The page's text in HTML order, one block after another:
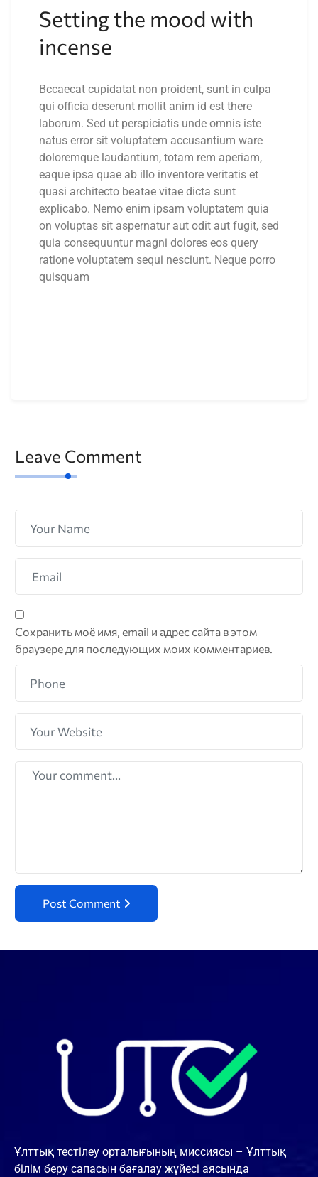
Setting the mood with
incense
Bccaecat cupidatat non proident, sunt in culpa
qui officia deserunt mollit anim id est there
laborum. Sed ut perspiciatis unde omnis iste
natus error sit voluptatem accusantium ware
doloremque laudantium, totam rem aperiam,
eaque ipsa quae ab illo inventore veritatis et
quasi architecto beatae vitae dicta sunt
explicabo. Nemo enim ipsam voluptatem quia
on voluptas sit aspernatur aut odit aut fugit, sed
quia consequuntur magni dolores eos query
ratione voluptatem sequi nesciunt. Neque porro
quisquam
Leave Comment
Сохранить моё имя, email и адрес сайта в этом
браузере для последующих моих комментариев.
Post Comment
Ұлттық тестілеу орталығының миссиясы – Ұлттық
білім беру сапасын бағалау жүйесі аясында